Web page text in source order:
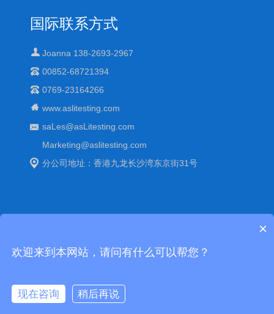
国际联系方式
Joanna 138-2693-2967
00852-68721394
0769-23164266
www.aslitesting.com
saLes@asLitesting.com
Marketing@aslitesting.com
分公司地址：香港九龙长沙湾东京街31号
Reserved
站点地图(XML)
粤公网安备 44190002001125
×
欢迎来到本网站，请问有什么可以帮您？
现在咨询 稍后再说